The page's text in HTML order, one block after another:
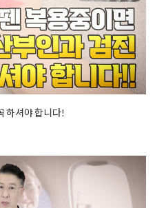
하셔야 합니다!